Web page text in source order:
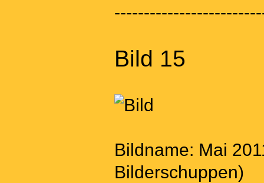
Bild 15
Bildname: Mai
Bilderschuppen)